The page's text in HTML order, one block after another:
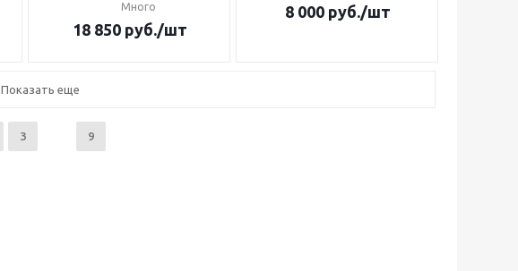
Много
18 850руб./шт
8 000руб./шт
Показать еще
3 9